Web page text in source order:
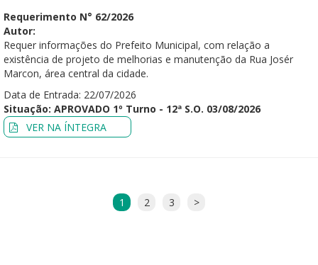
Requerimento N° 62/2026
Autor:
Requer informações do Prefeito Municipal, com relação a
existência de projeto de melhorias e manutenção da Rua Josér
Marcon, área central da cidade.
Data de Entrada: 22/07/2026
Situação: APROVADO 1º Turno - 12ª S.O. 03/08/2026
VER NA ÍNTEGRA
1 2 3 >